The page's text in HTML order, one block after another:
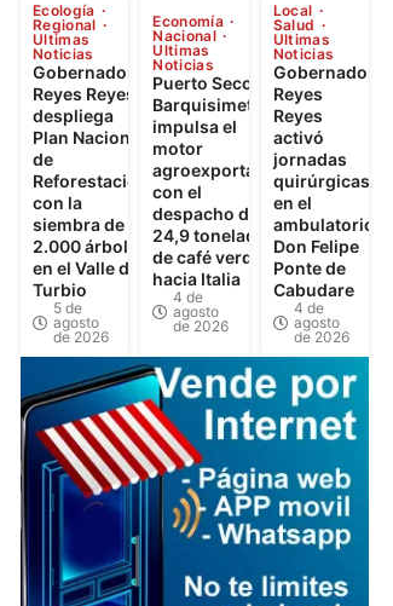
Ecología
Regional
Ultimas
Noticias
Gobernador
Reyes Reyes
despliega
Plan Nacional
de
Reforestación
con la
siembra de
2.000 árboles
en el Valle del
Turbio
5 de
agosto
de 2026
Economía
Nacional
Ultimas
Noticias
Puerto Seco de
Barquisimeto
impulsa el
motor
agroexportador
con el
despacho de
24,9 toneladas
de café verde
hacia Italia
4 de
agosto
de 2026
Local
Salud
Ultimas
Noticias
Gobernador
Reyes
Reyes
activó
jornadas
quirúrgicas
en el
ambulatorio
Don Felipe
Ponte de
Cabudare
4 de
agosto
de 2026